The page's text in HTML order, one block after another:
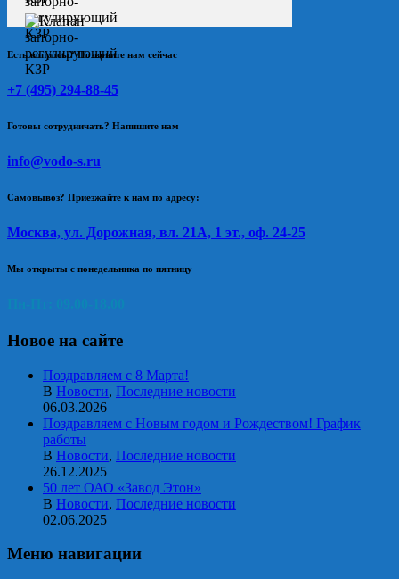
Есть вопросы? Позвоните нам сейчас
+7 (495) 294-88-45
Готовы сотрудничать? Напишите нам
info@vodo-s.ru
Самовывоз? Приезжайте к нам по адресу:
Москва, ул. Дорожная, вл. 21А, 1 эт., оф. 24-25
Мы открыты с понедельника по пятницу
Новое на сайте
Поздравляем с 8 Марта!
В Новости, Последние новости
06.03.2026
Поздравляем с Новым годом и Рождеством! График
работы
В Новости, Последние новости
26.12.2025
50 лет ОАО «Завод Этон»
В Новости, Последние новости
02.06.2025
Меню навигации